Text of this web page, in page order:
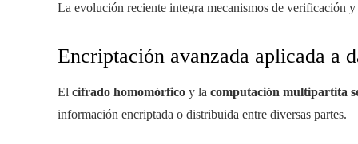
La evolución reciente integra mecanismos de verificación
Encriptación avanzada aplicada a
El cifrado homomórfico y la computación multipartita
información encriptada o distribuida entre diversas partes.